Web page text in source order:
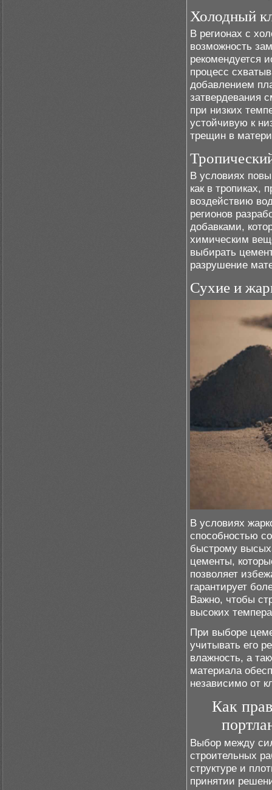
Холодный
В регионах с
возможность
рекомендуется
процесс
добавлением
затвердевания
при низких
устойчивую к
трещин в
В условиях
как в тропиках,
воздействию
регионов
добавками,
химическим
выбирать
разрушение
Сухие и
В условиях
способностью
быстрому
цементы,
позволяет
гарантирует
Важно, чтобы
высоких
При выборе
учитывать его
влажность, а
материала
независимо от
Как
Выбор между
строительных
структуре и
принятии